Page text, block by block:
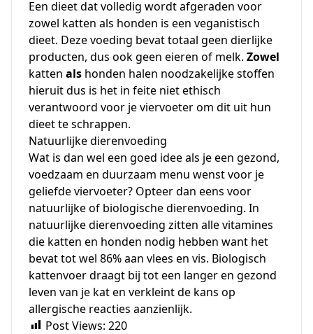
Een dieet dat volledig wordt afgeraden voor
zowel katten als honden is een veganistisch
dieet. Deze voeding bevat totaal geen dierlijke
producten, dus ook geen eieren of melk. Zowel
katten als honden halen noodzakelijke stoffen
hieruit dus is het in feite niet ethisch
verantwoord voor je viervoeter om dit uit hun
dieet te schrappen.
Natuurlijke dierenvoeding
Wat is dan wel een goed idee als je een gezond,
voedzaam en duurzaam menu wenst voor je
geliefde viervoeter? Opteer dan eens voor
natuurlijke of biologische dierenvoeding. In
natuurlijke dierenvoeding zitten alle vitamines
die katten en honden nodig hebben want het
bevat tot wel 86% aan vlees en vis. Biologisch
kattenvoerdraagt bij tot een langer en gezond
leven van je kat en verkleint de kans op
allergische reacties aanzienlijk.
Post Views: 220